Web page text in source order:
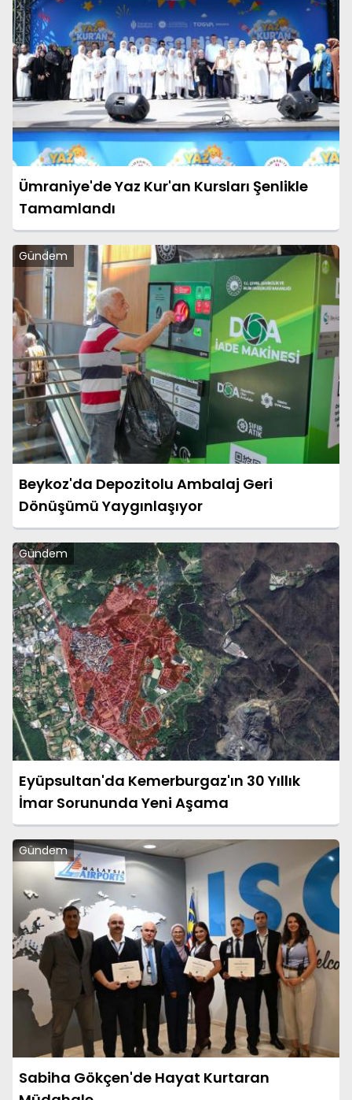
Ümraniye'de Yaz Kur'an Kursları Şenlikle
Tamamlandı
Gündem
Beykoz'da Depozitolu Ambalaj Geri
Dönüşümü Yaygınlaşıyor
Gündem
Eyüpsultan'da Kemerburgaz'ın 30 Yıllık
İmar Sorununda Yeni Aşama
Gündem
Sabiha Gökçen'de Hayat Kurtaran